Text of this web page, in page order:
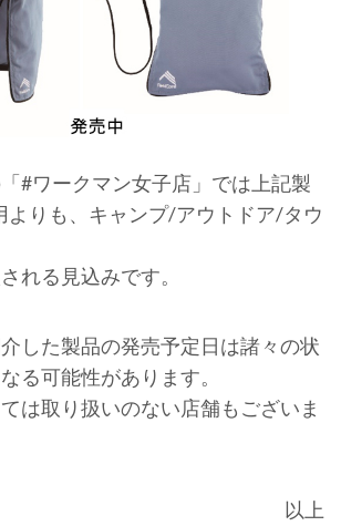
#ワークマン女子店」では上記製
よりも、キャンプ/アウトドア/タウ
れる見込みです。
した製品の発売予定日は諸々の状
る可能性があります。
は取り扱いのない店舗もございま
以上